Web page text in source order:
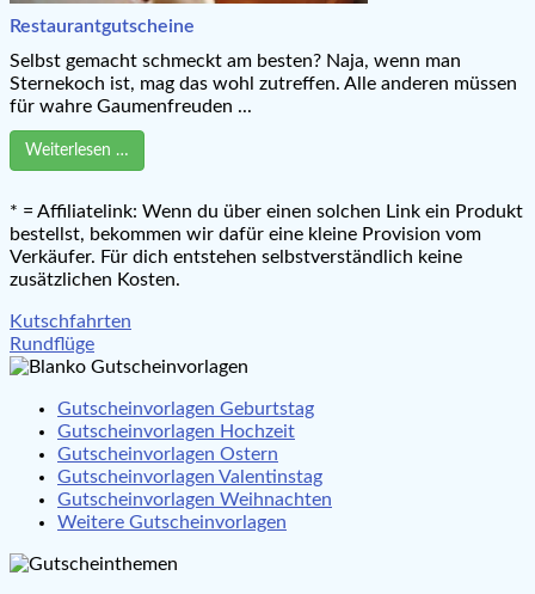
Restaurantgutscheine
Selbst gemacht schmeckt am besten? Naja, wenn man
Sternekoch ist, mag das wohl zutreffen. Alle anderen müssen
für wahre Gaumenfreuden ...
Weiterlesen …
* = Affiliatelink: Wenn du über einen solchen Link ein Produkt
bestellst, bekommen wir dafür eine kleine Provision vom
Verkäufer. Für dich entstehen selbstverständlich keine
zusätzlichen Kosten.
Beitragsnavigation
Kutschfahrten
Rundflüge
Gutscheinvorlagen Geburtstag
Gutscheinvorlagen Hochzeit
Gutscheinvorlagen Ostern
Gutscheinvorlagen Valentinstag
Gutscheinvorlagen Weihnachten
Weitere Gutscheinvorlagen